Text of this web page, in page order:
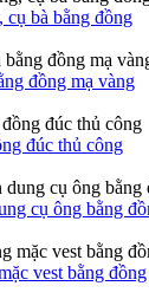
cụ bà bằng đồng
đồng mạ vàng
đúc thủ công
cụ ông bằng
vest bằng đồng